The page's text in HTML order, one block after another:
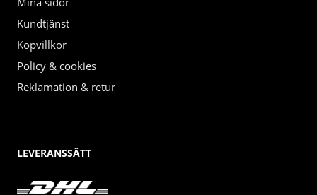
Kundtjänst
Köpvillkor
Policy & cookies
Reklamation & retur
LEVERANSSÄTT